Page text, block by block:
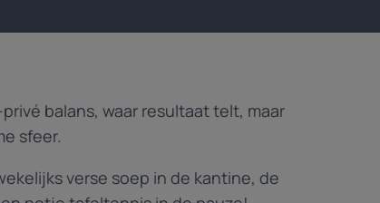
balans, waar resultaat telt, maar
sfeer.
verse soep in de kantine, de